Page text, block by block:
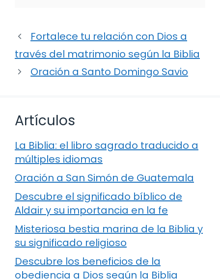
Fortalece tu relación con Dios a
través del matrimonio según la Biblia
Oración a Santo Domingo Savio
Artículos
La Biblia: el libro sagrado traducido a
múltiples idiomas
Oración a San Simón de Guatemala
Descubre el significado bíblico de
Aldair y su importancia en la fe
Misteriosa bestia marina de la Biblia y
su significado religioso
Descubre los beneficios de la
obediencia a Dios según la Biblia